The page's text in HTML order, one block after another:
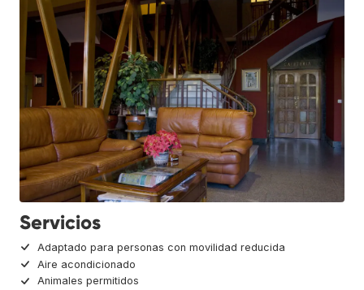
Servicios
Adaptado para personas con movilidad reducida
Aire acondicionado
Animales permitidos